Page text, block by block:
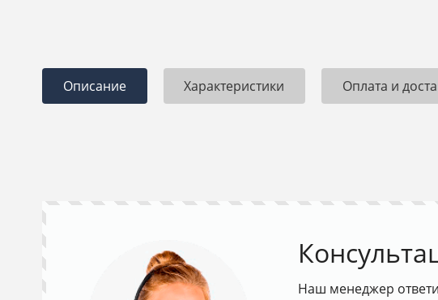
Описание Характеристики Оплата и
Наш менеджер